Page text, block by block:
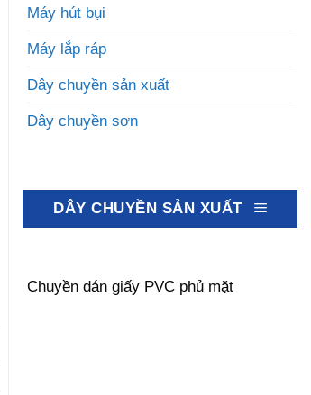
Máy hút bụi
Máy lắp ráp
Dây chuyền sản xuất
Dây chuyền sơn
DÂY CHUYỀN SẢN XUẤT
Chuyền dán giấy PVC phủ mặt